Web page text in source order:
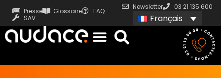
Presse Glossaire
FAQ
SAV
Newsletter 03 21 135 600
Français